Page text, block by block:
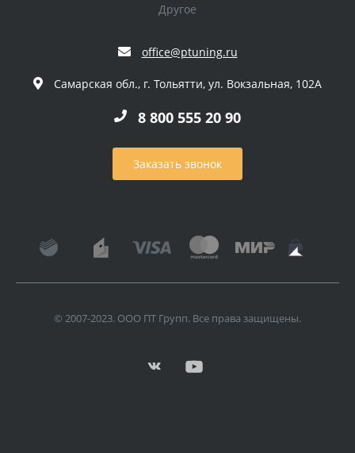
Другое
office@ptuning.ru
Самарская обл., г. Тольятти, ул. Вокзальная, 102А
8 800 555 20 90
Заказать звонок
© 2007-2023. ООО ПТ Групп. Все права защищены.